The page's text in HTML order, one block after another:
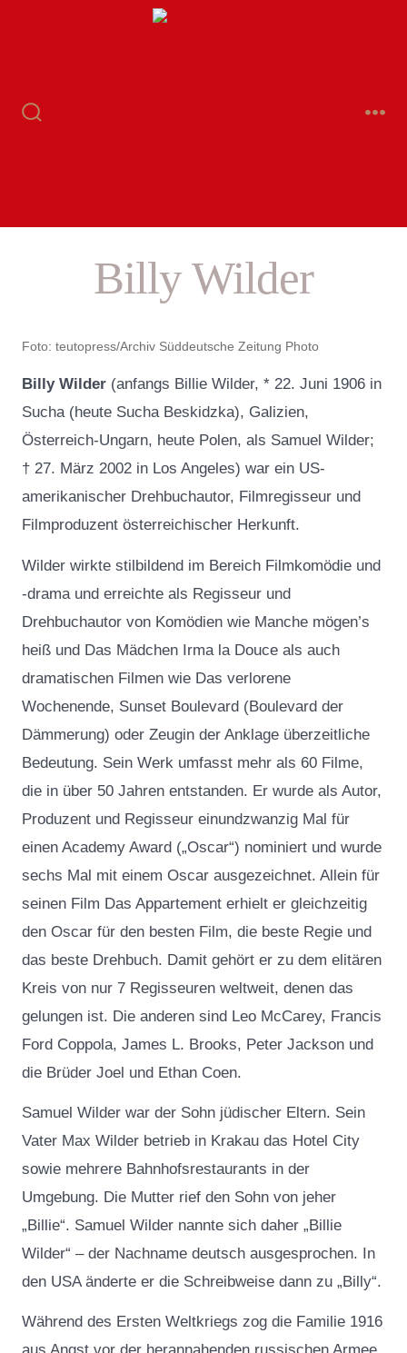
Billy Wilder
Foto: teutopress/Archiv Süddeutsche Zeitung Photo
Billy Wilder (anfangs Billie Wilder, * 22. Juni 1906 in
Sucha (heute Sucha Beskidzka), Galizien,
Österreich-Ungarn, heute Polen, als Samuel Wilder;
† 27. März 2002 in Los Angeles) war ein US-
amerikanischer Drehbuchautor, Filmregisseur und
Filmproduzent österreichischer Herkunft.
Wilder wirkte stilbildend im Bereich Filmkomödie und
-drama und erreichte als Regisseur und
Drehbuchautor von Komödien wie Manche mögen’s
heiß und Das Mädchen Irma la Douce als auch
dramatischen Filmen wie Das verlorene
Wochenende, Sunset Boulevard (Boulevard der
Dämmerung) oder Zeugin der Anklage überzeitliche
Bedeutung. Sein Werk umfasst mehr als 60 Filme,
die in über 50 Jahren entstanden. Er wurde als Autor,
Produzent und Regisseur einundzwanzig Mal für
einen Academy Award („Oscar“) nominiert und wurde
sechs Mal mit einem Oscar ausgezeichnet. Allein für
seinen Film Das Appartement erhielt er gleichzeitig
den Oscar für den besten Film, die beste Regie und
das beste Drehbuch. Damit gehört er zu dem elitären
Kreis von nur 7 Regisseuren weltweit, denen das
gelungen ist. Die anderen sind Leo McCarey, Francis
Ford Coppola, James L. Brooks, Peter Jackson und
die Brüder Joel und Ethan Coen.
Samuel Wilder war der Sohn jüdischer Eltern. Sein
Vater Max Wilder betrieb in Krakau das Hotel City
sowie mehrere Bahnhofsrestaurants in der
Umgebung. Die Mutter rief den Sohn von jeher
„Billie“. Samuel Wilder nannte sich daher „Billie
Wilder“ – der Nachname deutsch ausgesprochen. In
den USA änderte er die Schreibweise dann zu „Billy“.
Während des Ersten Weltkriegs zog die Familie 1916